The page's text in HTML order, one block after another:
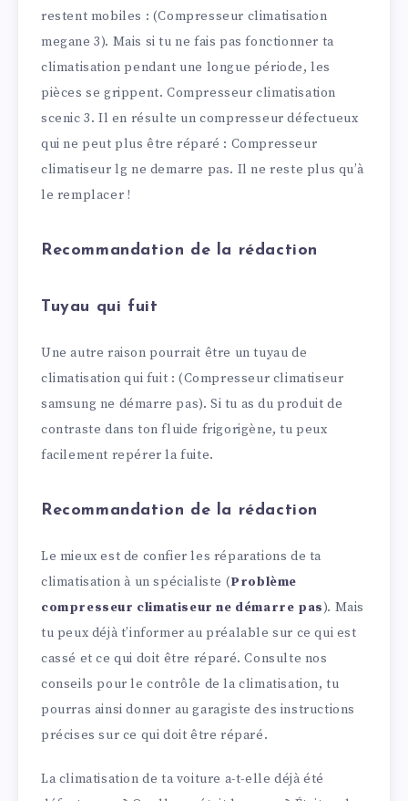
restent mobiles : (Compresseur climatisation
megane 3). Mais si tu ne fais pas fonctionner ta
climatisation pendant une longue période, les
pièces se grippent. Compresseur climatisation
scenic 3. Il en résulte un compresseur défectueux
qui ne peut plus être réparé : Compresseur
climatiseur lg ne demarre pas. Il ne reste plus qu’à
le remplacer !
Recommandation de la rédaction
Tuyau qui fuit
Une autre raison pourrait être un tuyau de
climatisation qui fuit : (Compresseur climatiseur
samsung ne démarre pas). Si tu as du produit de
contraste dans ton fluide frigorigène, tu peux
facilement repérer la fuite.
Recommandation de la rédaction
Le mieux est de confier les réparations de ta
climatisation à un spécialiste (Problème
compresseur climatiseur ne démarre pas). Mais
tu peux déjà t’informer au préalable sur ce qui est
cassé et ce qui doit être réparé. Consulte nos
conseils pour le contrôle de la climatisation, tu
pourras ainsi donner au garagiste des instructions
précises sur ce qui doit être réparé.
La climatisation de ta voiture a-t-elle déjà été